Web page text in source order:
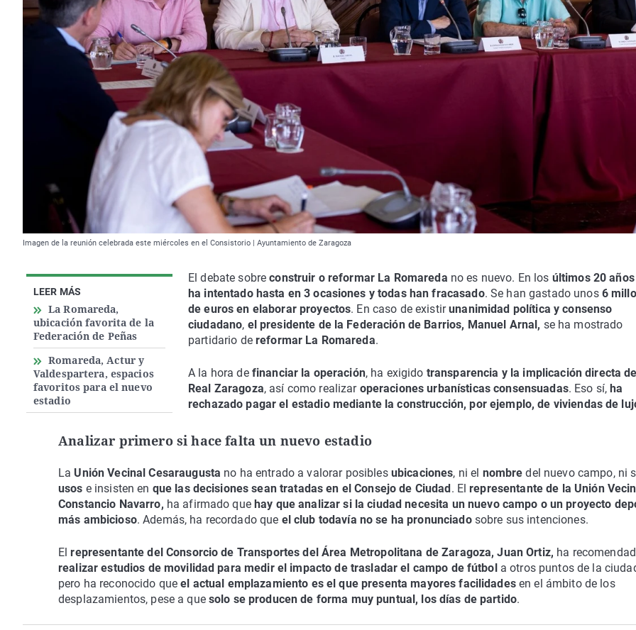
Imagen de la reunión celebrada este miércoles en el Consistorio | Ayuntamiento de Zaragoza
LEER MÁS
La Romareda,
ubicación favorita de la
Federación de Peñas
Romareda, Actur y
Valdespartera, espacios
favoritos para el nuevo
estadio
El debate sobreconstruir o reformar La Romareda no es nuevo. En los últimos 20
ha intentado hasta en 3 ocasiones y todas han fracasado. Se han gastado unos 6
de euros en elaborar proyectos. En caso de existirunanimidad política y consenso
ciudadano, el presidente de la Federación de Barrios, Manuel Arnal, se ha mostrado
partidario de reformar La Romareda.
A la hora definanciar la operación, ha exigido transparencia y la implicación directa del
Real Zaragoza, así como realizar operaciones urbanísticas consensuadas. Eso sí, ha
rechazado pagar el estadio mediante la construcción, por ejemplo, de viviendas de
Analizar primero si hace falta un nuevo estadio
La Unión Vecinal Cesaraugusta no ha entrado a valorar posiblesubicaciones, ni el nombre del nuevo campo, ni
usos e insisten en que las decisiones sean tratadas en el Consejo de Ciudad . Elrepresentante de la Unión
Constancio Navarro, ha afirmado que hay que analizar si la ciudad necesita un nuevo campo o un proyecto
más ambicioso. Además, ha recordado que el club todavía no se ha pronunciadosobre sus intenciones.
Elrepresentante del Consorcio de Transportes del Área Metropolitana de Zaragoza, Juan Ortiz, ha
realizar estudios de movilidad para medir el impacto de trasladar el campo de fútbol a otros puntos de la
pero ha reconocido queel actual emplazamiento es el que presenta mayores facilidadesen el ámbito de los
desplazamientos, pese a que solo se producen de forma muy puntual, los días de partido.